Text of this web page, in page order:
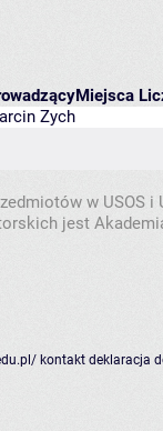
Miejsca
Zych
w USOS
jest
kontakt deklaracja